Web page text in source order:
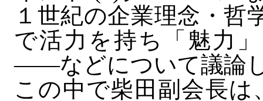
１世紀の企業理念・哲
で活力を持ち「魅力
――などについて議論
この中で柴田副会長